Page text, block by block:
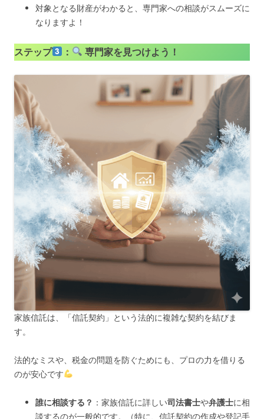
対象となる財産がわかると、専門家への相談がスムーズに
なりますよ！
ステップ ： 専門家を見つけよう！
家族信託は、「信託契約」という法的に複雑な契約を結びま
す。
法的なミスや、税金の問題を防ぐためにも、プロの力を借りる
のが安心です
誰に相談する？ ：家族信託に詳しい司法書士や弁護士に相
談するのが一般的です。（特に、信託契約の作成や登記手